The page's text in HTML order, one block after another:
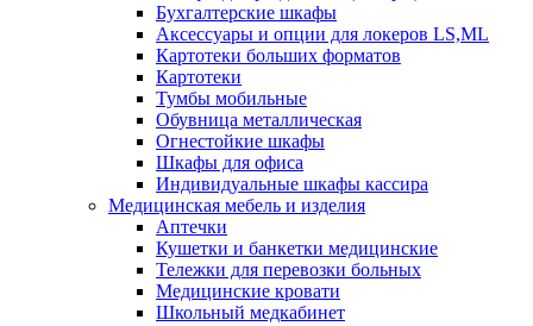
Бухгалтерские шкафы
Аксессуары и опции для локеров LS,ML
Картотеки больших форматов
Картотеки
Тумбы мобильные
Обувница металлическая
Огнестойкие шкафы
Шкафы для офиса
Индивидуальные шкафы кассира
Медицинская мебель и изделия
Аптечки
Кушетки и банкетки медицинские
Тележки для перевозки больных
Медицинские кровати
Школьный медкабинет